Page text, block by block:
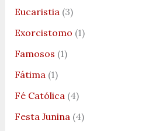
Eucaristia(3)
Exorcistomo (1)
Famosos (1)
Fátima(1)
Fé Católica(4)
Festa Junina(4)